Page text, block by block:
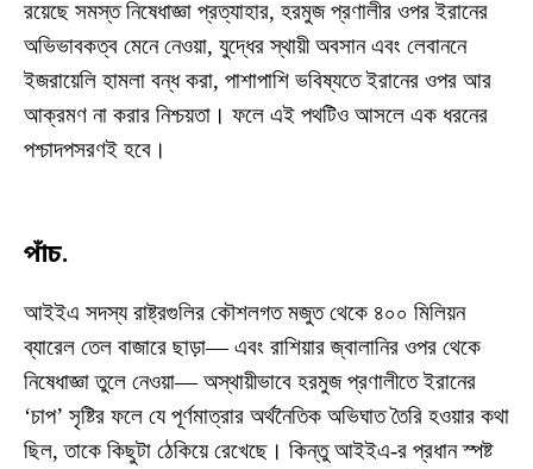
রয়েছে সমস্ত নিষেধাজ্ঞা প্রত্যাহার, হরমুজ প্রণালীর ওপর ইরানের
অভিভাবকত্ব মেনে নেওয়া, যুদ্ধের স্থায়ী অবসান এবং লেবাননে
ইজরায়েলি হামলা বন্ধ করা, পাশাপাশি ভবিষ্যতে ইরানের ওপর আর
আক্রমণ না করার নিশ্চয়তা। ফলে এই পথটিও আসলে এক ধরনের
পশ্চাদপসরণই হবে।
পাঁচ.
আইইএ সদস্য রাষ্ট্রগুলির কৌশলগত মজুত থেকে ৪০০ মিলিয়ন
ব্যারেল তেল বাজারে ছাড়া— এবং রাশিয়ার জ্বালানির ওপর থেকে
নিষেধাজ্ঞা তুলে নেওয়া— অস্থায়ীভাবে হরমুজ প্রণালীতে ইরানের
‘চাপ’ সৃষ্টির ফলে যে পূর্ণমাত্রার অর্থনৈতিক অভিঘাত তৈরি হওয়ার কথা
ছিল, তাকে কিছুটা ঠেকিয়ে রেখেছে। কিন্তু আইইএ-র প্রধান স্পষ্ট